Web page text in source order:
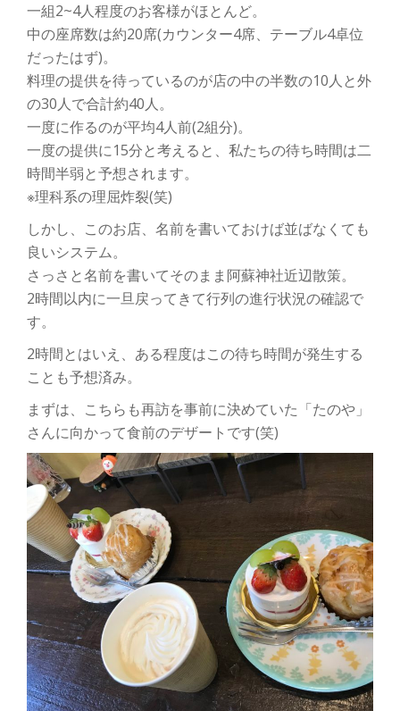
一組2~4人程度のお客様がほとんど。
中の座席数は約20席(カウンター4席、テーブル4卓位
だったはず)。
料理の提供を待っているのが店の中の半数の10人と外
の30人で合計約40人。
一度に作るのが平均4人前(2組分)。
一度の提供に15分と考えると、私たちの待ち時間は二
時間半弱と予想されます。
※理科系の理屈炸裂(笑)
しかし、このお店、名前を書いておけば並ばなくても
良いシステム。
さっさと名前を書いてそのまま阿蘇神社近辺散策。
2時間以内に一旦戻ってきて行列の進行状況の確認で
す。
2時間とはいえ、ある程度はこの待ち時間が発生する
ことも予想済み。
まずは、こちらも再訪を事前に決めていた「たのや」
さんに向かって食前のデザートです(笑)